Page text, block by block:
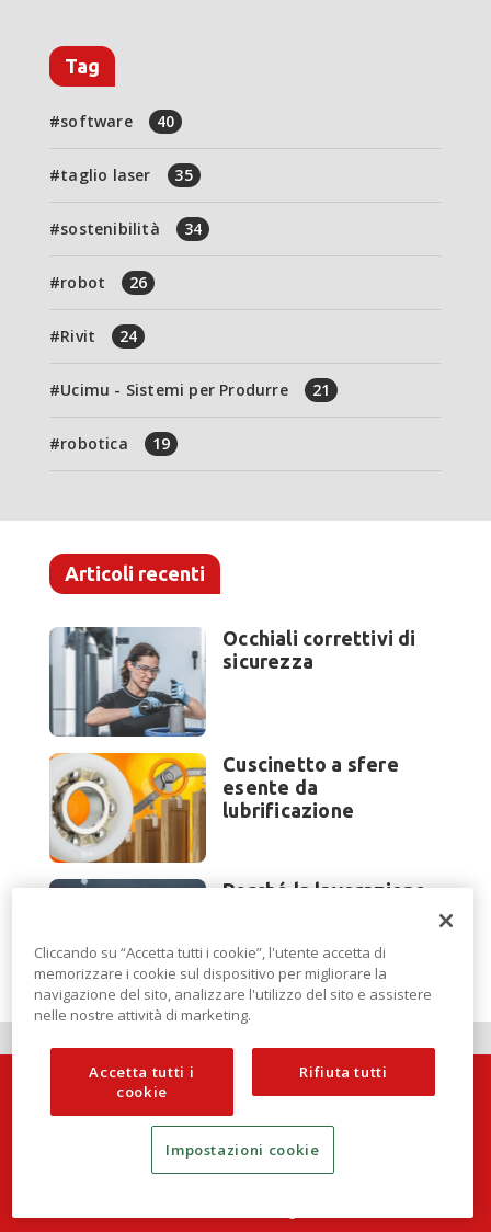
Tag
software 40
taglio laser 35
sostenibilità 34
robot 26
Rivit 24
Ucimu - Sistemi per Produrre 21
robotica 19
Articoli recenti
Occhiali correttivi di
sicurezza
Cuscinetto a sfere
esente da
lubrificazione
Perché la lavorazione
EuroBLECH 2026?
Techlamiera è una testata di DBInformation Spa
Cliccando su “Accetta tutti i cookie”, l'utente accetta di
memorizzare i cookie sul dispositivo per migliorare la
navigazione del sito, analizzare l'utilizzo del sito e assistere
nelle nostre attività di marketing.
Accetta tutti i
cookie
Rifiuta tutti
Impostazioni cookie